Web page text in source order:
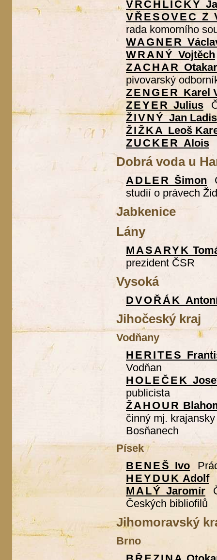
VRCHLICKÝ
VŘESOVEC Z
rada komorního
WAGNER
WRANÝ Vojtěch
ZACHAR Otakar
pivovarský
ZENGER Karel
ZEYER Julius
ŽIVNÝ Jan
ŽIŽKA Leoš
ZUCKER Alois
Dobrá voda u
ADLER Šimon
studií o právech
Jabkenice
Lány
MASARYK
prezident ČSR
Vysoká
DVOŘÁK
Jihočeský kraj
Vodňany
HERITES
Vodňan
HOLEČEK
publicista
ŽAHOUR
činný mj.
Bosňanech
Písek
BENEŠ Ivo
HEYDUK Adolf
MALÝ Jaromír
Českých bibliofilů
Jihomoravský
Brno